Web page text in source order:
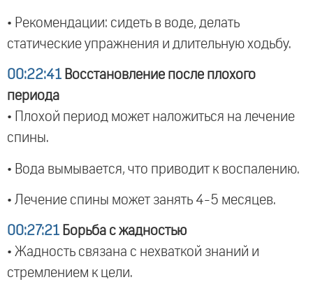
• Рекомендации: сидеть в воде, делать
статические упражнения и длительную ходьбу.
00:22:41 Восстановление после плохого
периода
• Плохой период может наложиться на лечение
спины.
• Вода вымывается, что приводит к воспалению.
• Лечение спины может занять 4-5 месяцев.
00:27:21 Борьба с жадностью
• Жадность связана с нехваткой знаний и
стремлением к цели.